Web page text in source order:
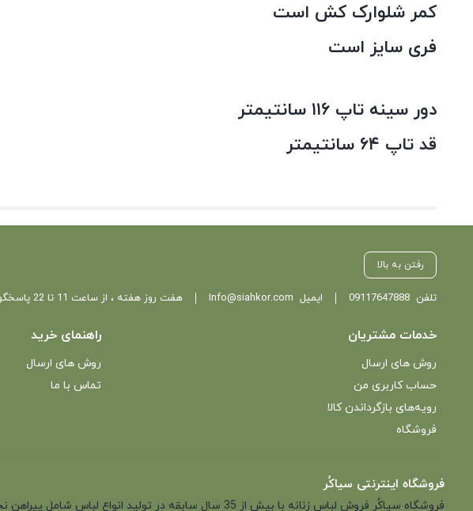
کمر شلوارک کش است
فری سایز است
دور سینه تاپ ۱۱۶ سانتیمتر
قد تاپ ۶۴ سانتیمتر
رفتن به بالا
تلفن09117647888 ایمیل Info@siahkor.com هفت روز هفته ، از ساعت 11 تا 22 پاسخگوی شما هستیم.
خدمات مشتریان
روش های ارسال
حساب کاربری من
رویه‌های بازگرداندن کالا
فروشگاه
راهنمای خرید
روش های ارسال
تماس با ما
فروشگاه اینترنتی سیاکُر
فروشگاه سیاکُر فروش لباس زنانه با بیش از 35 سال سابقه